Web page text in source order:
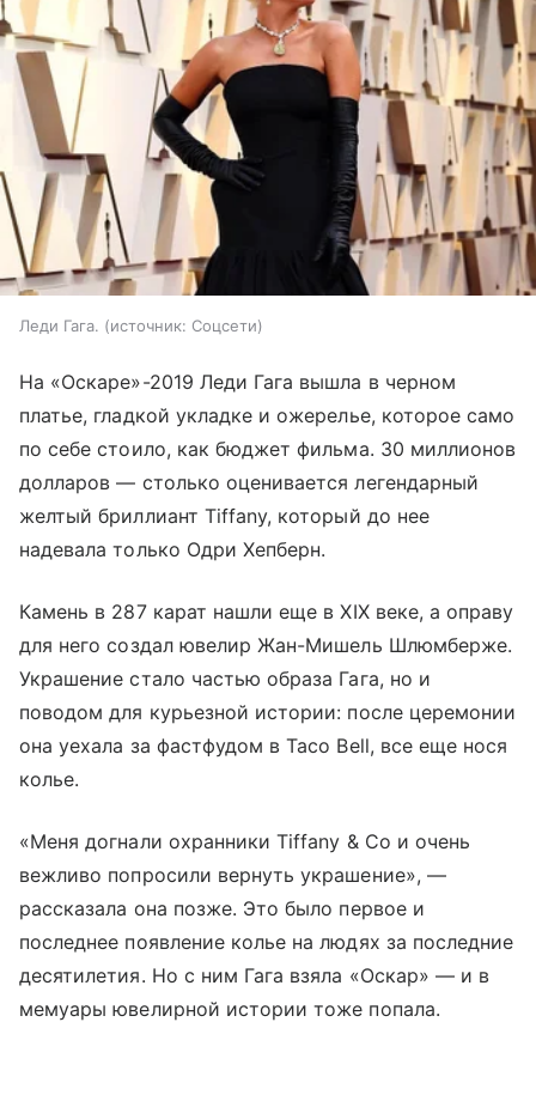
Леди Гага. источник: Соцсети
На «Оскаре»-2019 Леди Гага вышла в черном
платье, гладкой укладке и ожерелье, которое само
по себе стоило, как бюджет фильма. 30 миллионов
долларов — столько оценивается легендарный
желтый бриллиант Tiffany, который до нее
надевала только Одри Хепберн.
Камень в 287 карат нашли еще в XIX веке, а оправу
для него создал ювелир Жан-Мишель Шлюмберже.
Украшение стало частью образа Гага, но и
поводом для курьезной истории: после церемонии
она уехала за фастфудом в Taco Bell, все еще нося
колье.
«Меня догнали охранники Tiffany & Co и очень
вежливо попросили вернуть украшение», —
рассказала она позже. Это было первое и
последнее появление колье на людях за последние
десятилетия. Но с ним Гага взяла «Оскар» — и в
мемуары ювелирной истории тоже попала.